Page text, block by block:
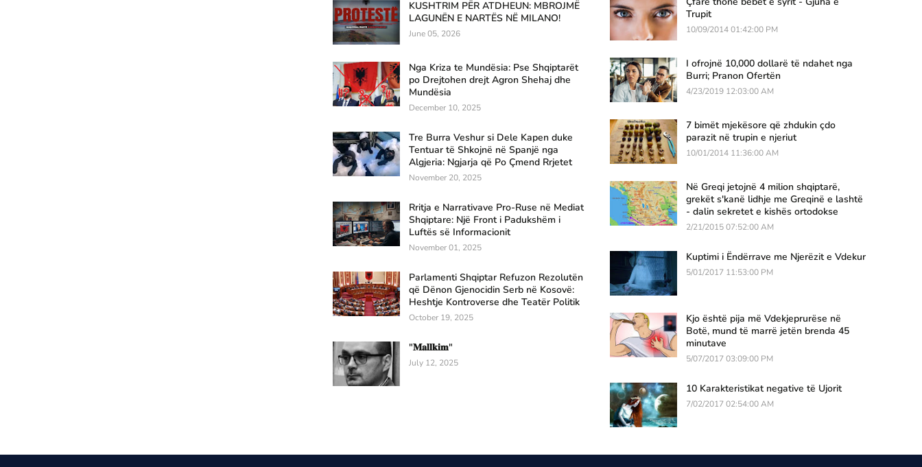
KUSHTRIM PËR ATDHEUN: MBROJMË
LAGUNËN E NARTËS NË MILANO!
June 05, 2026
Nga Kriza te Mundësia: Pse Shqiptarët
po Drejtohen drejt Agron Shehaj dhe
Mundësia
December 10, 2025
Tre Burra Veshur si Dele Kapen duke
Tentuar të Shkojnë në Spanjë nga
Algjeria: Ngjarja që Po Çmend Rrjetet
November 20, 2025
Rritja e Narrativave Pro-Ruse në Mediat
Shqiptare: Një Front i Padukshëm i
Luftës së Informacionit
November 01, 2025
Parlamenti Shqiptar Refuzon Rezolutën
që Dënon Gjenocidin Serb në Kosovë:
Heshtje Kontroverse dhe Teatër Politik
October 19, 2025
"𝐌𝐚𝐥𝐥𝐤𝐢𝐦"
July 12, 2025
Trupit
10/09/2014 01:42:00 PM
I ofrojnë 10,000 dollarë të ndahet nga
Burri; Pranon Ofertën
4/23/2019 12:03:00 AM
7 bimët mjekësore që zhdukin çdo
parazit në trupin e njeriut
10/01/2014 11:36:00 AM
Në Greqi jetojnë 4 milion shqiptarë,
grekët s'kanë lidhje me Greqinë e lashtë
- dalin sekretet e kishës ortodokse
2/21/2015 07:52:00 AM
Kuptimi i Ëndërrave me Njerëzit e Vdekur
5/01/2017 11:53:00 PM
Kjo është pija më Vdekjeprurëse në
Botë, mund të marrë jetën brenda 45
minutave
5/07/2017 03:09:00 PM
10 Karakteristikat negative të Ujorit
7/02/2017 02:54:00 AM